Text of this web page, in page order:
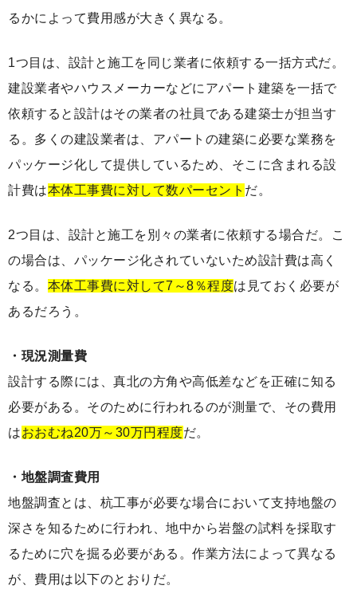
るかによって費用感が大きく異なる。
1つ目は、設計と施工を同じ業者に依頼する一括方式だ。
建設業者やハウスメーカーなどにアパート建築を一括で
依頼すると設計はその業者の社員である建築士が担当す
る。多くの建設業者は、アパートの建築に必要な業務を
パッケージ化して提供しているため、そこに含まれる設
計費は本体工事費に対して数パーセント だ。
2つ目は、設計と施工を別々の業者に依頼する場合だ。こ
の場合は、パッケージ化されていないため設計費は高く
なる。 本体工事費に対して7～8％程度は見ておく必要が
あるだろう。
・現況測量費
設計する際には、真北の方角や高低差などを正確に知る
必要がある。そのために行われるのが測量で、その費用
はおおむね20万～30万円程度だ。
・地盤調査費用
地盤調査とは、杭工事が必要な場合において支持地盤の
深さを知るために行われ、地中から岩盤の試料を採取す
るために穴を掘る必要がある。作業方法によって異なる
が、費用は以下のとおりだ。